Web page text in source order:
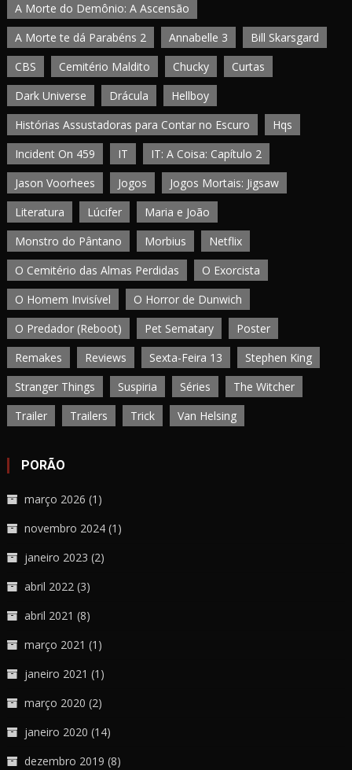
A Morte do Demônio: A Ascensão
A Morte te dá Parabéns 2
Annabelle 3
Bill Skarsgard
CBS
Cemitério Maldito Chucky
Curtas
Dark Universe
Drácula
Hellboy
Histórias Assustadoras para Contar no Escuro
Hqs
Incident On 459
IT
IT: A Coisa: Capítulo 2
Jason Voorhees
Jogos
Jogos Mortais: Jigsaw
Literatura
Lúcifer
Maria e João
Monstro do Pântano
Morbius
Netflix
O Cemitério das Almas Perdidas
O Exorcista
O Homem Invisível
O Horror de Dunwich
O Predador (Reboot)
Pet Sematary
Poster
Remakes
Reviews Sexta-Feira 13
Stephen King
Stranger Things
Suspiria Séries
The Witcher
Trailer
Trailers Trick Van Helsing
PORÃO
março 2026 (1)
novembro 2024 (1)
janeiro 2023 (2)
abril 2022 (3)
abril 2021 (8)
março 2021 (1)
janeiro 2021 (1)
março 2020 (2)
janeiro 2020 (14)
dezembro 2019 (8)